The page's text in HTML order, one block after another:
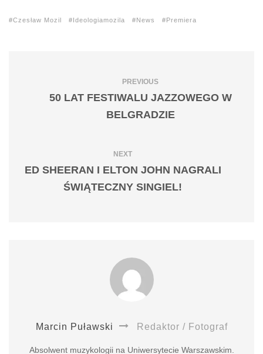
Czesław Mozil Ideologiamozila News Premiera
PREVIOUS
50 LAT FESTIWALU JAZZOWEGO W
BELGRADZIE
NEXT
ED SHEERAN I ELTON JOHN NAGRALI
ŚWIĄTECZNY SINGIEL!
Marcin Puławski Redaktor / Fotograf
Absolwent muzykologii na Uniwersytecie Warszawskim.